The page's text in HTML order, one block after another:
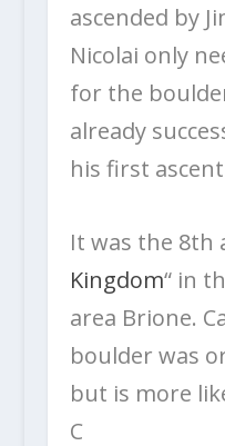
ascended by
Nicolai only
for the
already
his first ascent
It was the 8th
Kingdom“ in
area Brione.
boulder was
but is more
C